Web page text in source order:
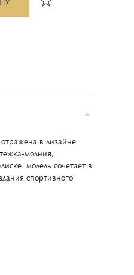
отражена в дизайне
молния,
модель сочетает в
спортивного